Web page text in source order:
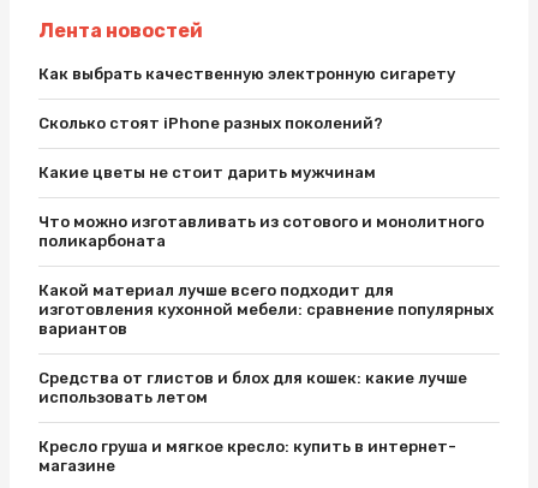
Лента новостей
Как выбрать качественную электронную сигарету
Сколько стоят iPhone разных поколений?
Какие цветы не стоит дарить мужчинам
Что можно изготавливать из сотового и монолитного
поликарбоната
Какой материал лучше всего подходит для
изготовления кухонной мебели: сравнение популярных
вариантов
Средства от глистов и блох для кошек: какие лучше
использовать летом
Кресло груша и мягкое кресло: купить в интернет-
магазине